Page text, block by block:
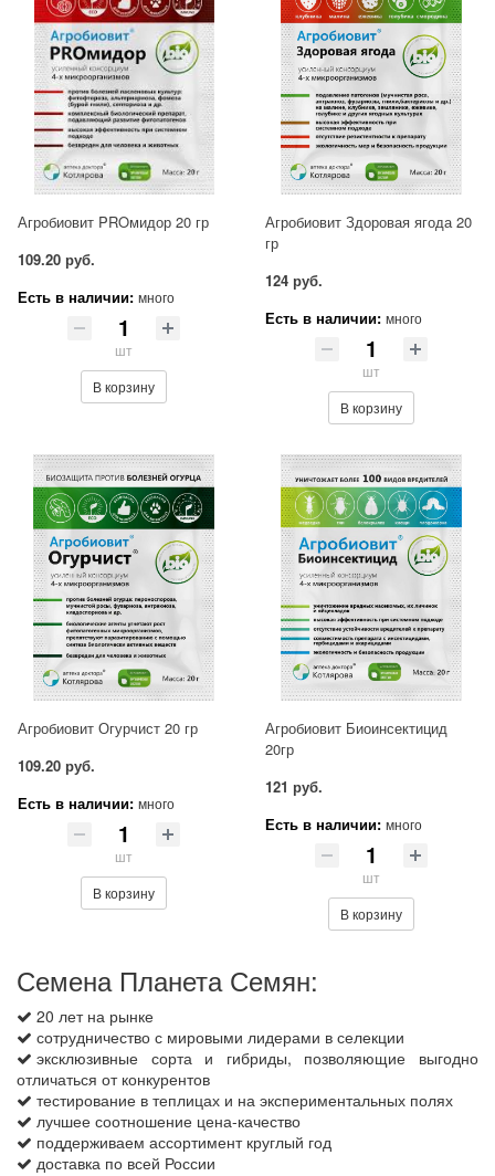
Агробиовит PROмидор 20 гр
109.20 руб.
Есть в наличии: много
шт
В корзину
Агробиовит Здоровая ягода 20
гр
124 руб.
Есть в наличии: много
шт
В корзину
Агробиовит Огурчист 20 гр
109.20 руб.
Есть в наличии: много
шт
В корзину
Агробиовит Биоинсектицид
20гр
121 руб.
Есть в наличии: много
шт
В корзину
Семена Планета Семян:
20 лет на рынке
сотрудничество с мировыми лидерами в селекции
эксклюзивные сорта и гибриды, позволяющие выгодно
отличаться от конкурентов
тестирование в теплицах и на экспериментальных полях
лучшее соотношение цена-качество
поддерживаем ассортимент круглый год
доставка по всей России